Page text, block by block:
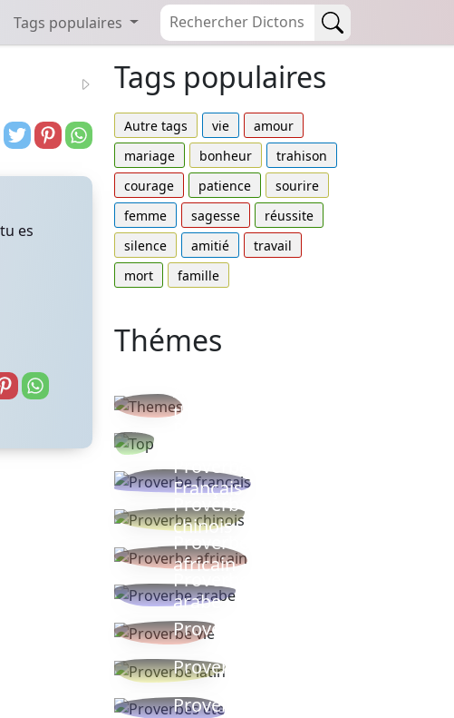
Tags populaires
es
Tags populaires
Autre tags vie
amour
mariage
bonheur
trahison
courage
patience
sourire
femme
sagesse
réussite
silence
amitié
travail
mort
famille
Thémes
thèmes
Proverbe
Français
Proverbe
chinois
Proverbe
africain
Proverbe
arabe
Proverbe vie
Proverbe latin
Proverbes ete